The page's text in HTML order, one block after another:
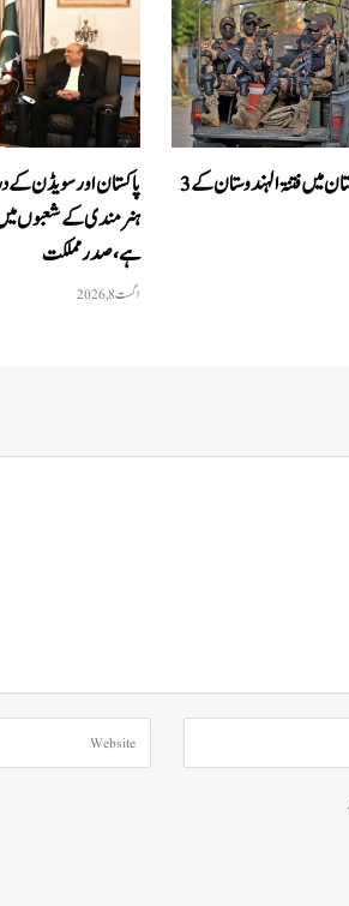
آپریشن رد الفتنہ 3: بلوچستان میں فتنۃ الہندوستان کے 3
پاکستان اور سویڈن کے
ہنرمندی کے شعبوں
ہے، صدر مملکت
اگست 8, 2026